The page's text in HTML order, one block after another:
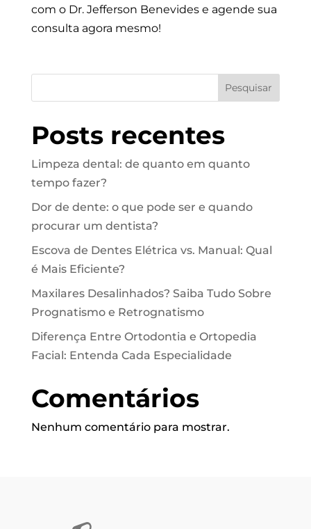
com o Dr. Jefferson Benevides e agende sua
consulta agora mesmo!
Pesquisar
Posts recentes
Limpeza dental: de quanto em quanto
tempo fazer?
Dor de dente: o que pode ser e quando
procurar um dentista?
Escova de Dentes Elétrica vs. Manual: Qual
é Mais Eficiente?
Maxilares Desalinhados? Saiba Tudo Sobre
Prognatismo e Retrognatismo
Diferença Entre Ortodontia e Ortopedia
Facial: Entenda Cada Especialidade
Comentários
Nenhum comentário para mostrar.